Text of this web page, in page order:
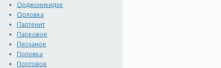
Орджоникидзе
Орловка
Партенит
Парковое
Песчаное
Поповка
Портовое